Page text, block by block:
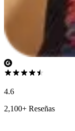
4.6
2,100+ Reseñas